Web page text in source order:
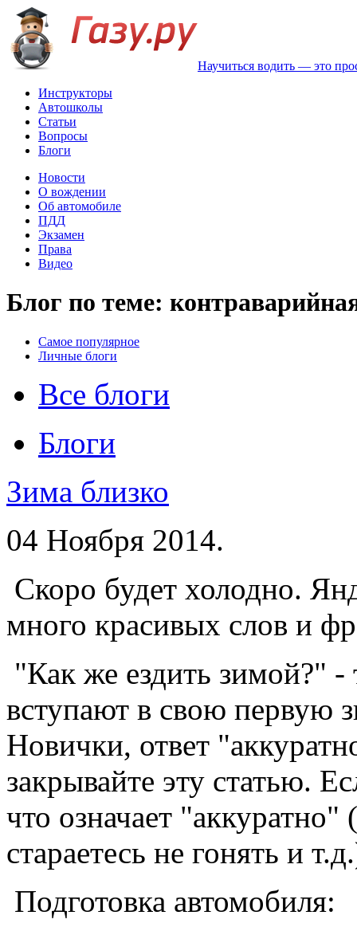
Научиться водить — это
Инструкторы
Автошколы
Статьи
Вопросы
Блоги
Новости
О вождении
Об автомобиле
ПДД
Экзамен
Права
Видео
Блог по теме:
Самое популярное
Личные блоги
Все блоги
Блоги
Зима близко
04 Ноября 2014.
Скоро будет холодно.
много красивых слов и
"Как же ездить зимой?" -
вступают в свою первую
Новички, ответ
закрывайте эту статью.
что означает "аккуратно"
стараетесь не гонять и
Подготовка автомобиля: